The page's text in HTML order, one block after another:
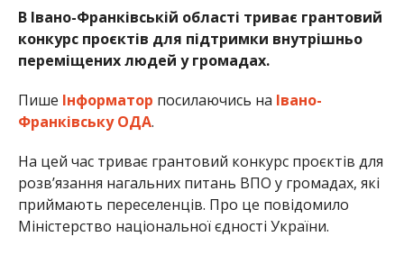
В Івано-Франківській області триває грантовий
конкурс проєктів для підтримки внутрішньо
переміщених людей у громадах.
Пише Інформатор посилаючись на Івано-
Франківську ОДА.
На цей час триває грантовий конкурс проєктів для
розв’язання нагальних питань ВПО у громадах, які
приймають переселенців. Про це повідомило
Міністерство національної єдності України.